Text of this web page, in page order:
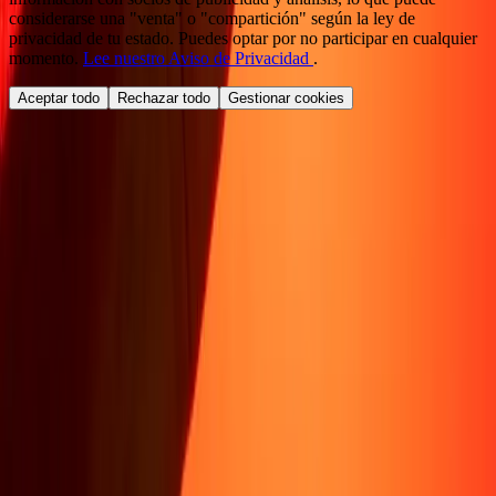
considerarse una "venta" o "compartición" según la ley de
privacidad de tu estado. Puedes optar por no participar en cualquier
momento. Lee nuestro Aviso de Privacidad .
Aceptar todo Rechazar todo Gestionar cookies